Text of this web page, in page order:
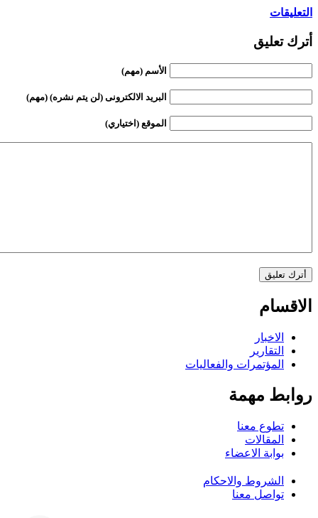
التعليقات
أترك تعليق
الأسم (مهم)
البريد الالكترونى (لن يتم نشره) (مهم)
الموقع (اختياري)
الاقسام
الاخبار
التقارير
المؤتمرات والفعاليات
روابط مهمة
تطوع معنا
المقالات
بوابة الاعضاء
الشروط والاحكام
تواصل معنا